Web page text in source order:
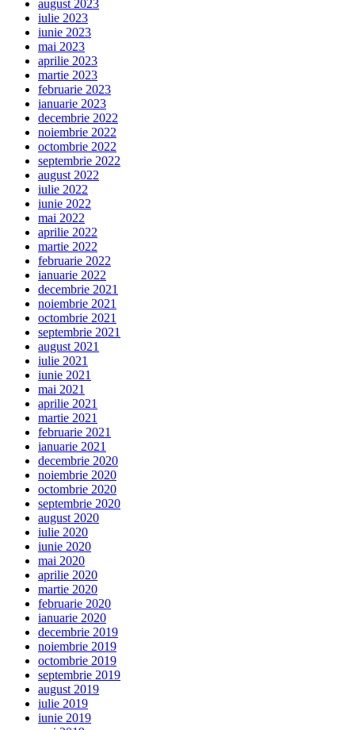
august 2023
iulie 2023
iunie 2023
mai 2023
aprilie 2023
martie 2023
februarie 2023
ianuarie 2023
decembrie 2022
noiembrie 2022
octombrie 2022
septembrie 2022
august 2022
iulie 2022
iunie 2022
mai 2022
aprilie 2022
martie 2022
februarie 2022
ianuarie 2022
decembrie 2021
noiembrie 2021
octombrie 2021
septembrie 2021
august 2021
iulie 2021
iunie 2021
mai 2021
aprilie 2021
martie 2021
februarie 2021
ianuarie 2021
decembrie 2020
noiembrie 2020
octombrie 2020
septembrie 2020
august 2020
iulie 2020
iunie 2020
mai 2020
aprilie 2020
martie 2020
februarie 2020
ianuarie 2020
decembrie 2019
noiembrie 2019
octombrie 2019
septembrie 2019
august 2019
iulie 2019
iunie 2019